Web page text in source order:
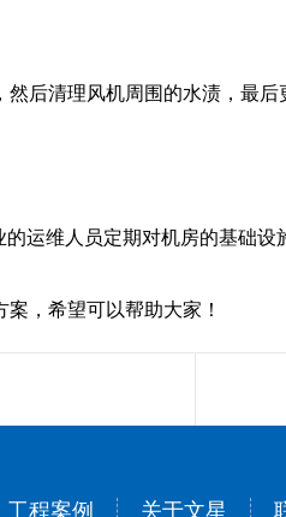
后清理风机周围的水渍，最
运维人员定期对机房的基础
，希望可以帮助大家！
工程案例 关于文星